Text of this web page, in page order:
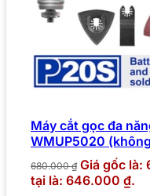
Máy cắt gọc đa
WMUP5020
680.000₫ Giá gốc là:
tại là: 646.000 ₫.